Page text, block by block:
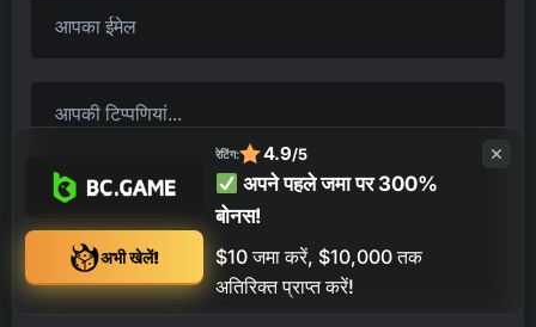
अभी खेलें!
रेटिंग: 4.9/5
अपने पहले जमा पर 300%
बोनस!
$10 जमा करें, $10,000 तक
अतिरिक्त प्राप्त करें!